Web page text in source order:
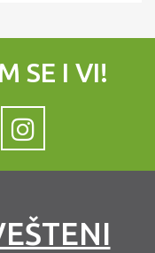
SE I VI!